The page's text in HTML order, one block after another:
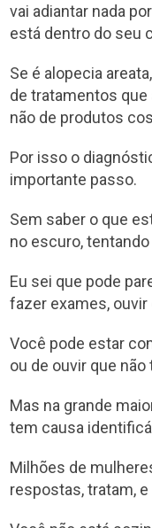
vai adiantar nada
está dentro do seu
Se é alopecia
de tratamentos
não de produtos
Por isso o
importante passo.
Sem saber o que
no escuro,
Eu sei que pode
fazer exames,
Você pode estar
ou de ouvir que
Mas na grande
tem causa
Milhões de
respostas, tratam,